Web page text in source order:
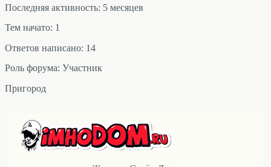
Последняя активность: 5 месяцев
Тем начато: 1
Ответов написано: 14
Роль форума: Участник
Пригород